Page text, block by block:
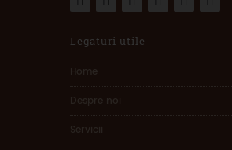
Legaturi utile
Home
Despre noi
Servicii